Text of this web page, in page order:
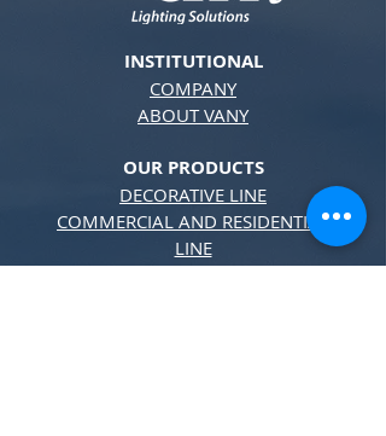
INSTITUTIONAL
COMPANY
ABOUT VANY
OUR PRODUCTS
DECORATIVE LINE
COMMERCIAL AND RESIDENTIAL
LINE